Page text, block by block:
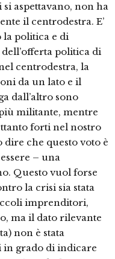
aspettavano, non ha
il centrodestra. E’
la politica e di
politica di
centrodestra, la
da un lato e il
dall’altro sono
militante, mentre
forti nel nostro
che questo voto è
– una
Questo vuol forse
la crisi sia stata
imprenditori,
ma il dato rilevante
non è stata
in grado di indicare